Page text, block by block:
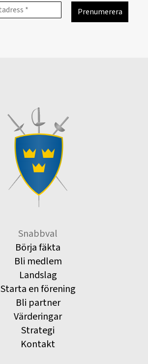
Snabbval
Börja fäkta
Bli medlem
Landslag
Starta en förening
Bli partner
Värderingar
Strategi
Kontakt